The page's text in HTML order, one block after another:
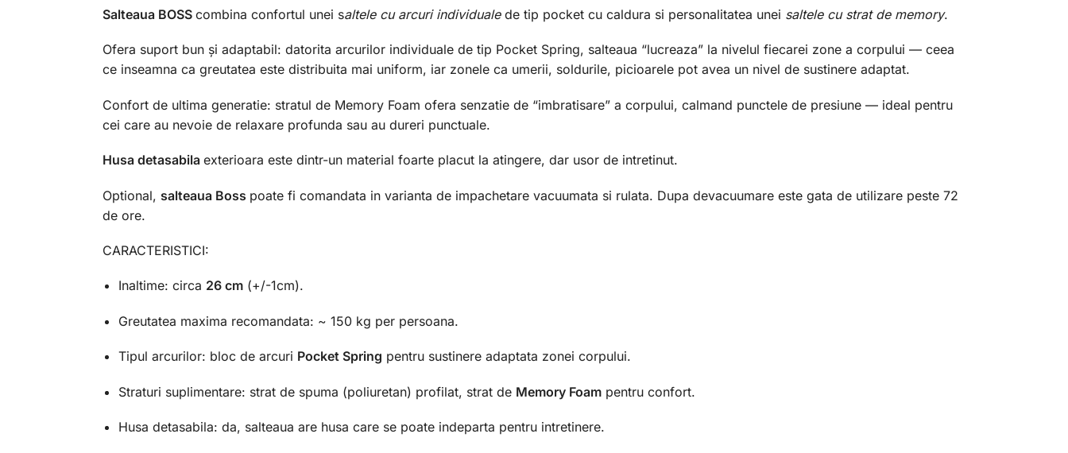
Salteaua BOSS combina confortul unei saltele cu arcuri individuale de tip pocket cu caldura si personalitatea unei saltele cu strat de memory.
Ofera suport bun şi adaptabil: datorita arcurilor individuale de tip Pocket Spring, salteaua “lucreaza” la nivelul fiecarei zone a corpului — ceea
ce inseamna ca greutatea este distribuita mai uniform, iar zonele ca umerii, soldurile, picioarele pot avea un nivel de sustinere adaptat.
Confort de ultima generatie: stratul de Memory Foam ofera senzatie de “imbratisare” a corpului, calmand punctele de presiune — ideal pentru
cei care au nevoie de relaxare profunda sau au dureri punctuale.
Husa detasabila exterioara este dintr-un material foarte placut la atingere, dar usor de intretinut.
Optional, salteaua Boss poate fi comandata in varianta de impachetare vacuumata si rulata. Dupa devacuumare este gata de utilizare peste 72
de ore.
CARACTERISTICI:
Inaltime: circa 26 cm(+/-1cm).
Greutatea maxima recomandata: ~ 150 kg per persoana.
Tipul arcurilor: bloc de arcuri Pocket Spring pentru sustinere adaptata zonei corpului.
Straturi suplimentare: strat de spuma (poliuretan) profilat, strat de Memory Foampentru confort.
Husa detasabila: da, salteaua are husa care se poate indeparta pentru intretinere.